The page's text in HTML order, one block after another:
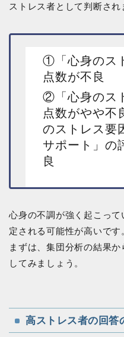
ストレス者として判断され
①「心身のス
点数が不良
②「心身のス
点数がやや不
のストレス要
サポート」の
良
心身の不調が強く起こって
定される可能性が高いです
まずは、集団分析の結果
してみましょう。
高ストレス者の回答